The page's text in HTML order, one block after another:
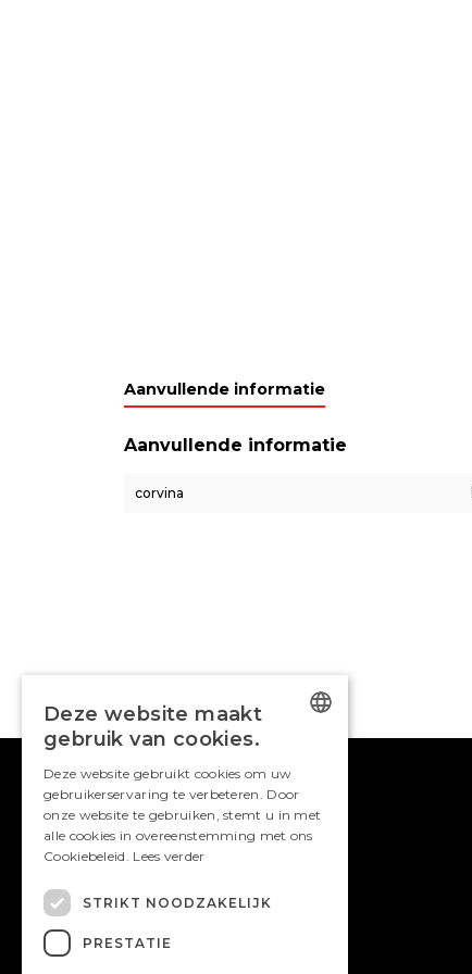
Aanvullende informatie
Aanvullende informatie
corvina
ENGLISH
Deze website maakt
gebruik van cookies.
Deze website gebruikt cookies om uw
gebruikerservaring te verbeteren. Door
onze website te gebruiken, stemt u in met
alle cookies in overeenstemming met ons
Cookiebeleid. Lees verder
STRIKT NOODZAKELIJK
PRESTATIE